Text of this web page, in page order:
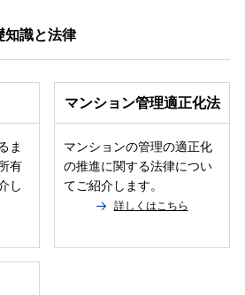
知識と法律
ま
有
し
マンション管理適正化法
マンションの管理の適正化
の推進に関する法律につい
てご紹介します。
詳しくはこちら